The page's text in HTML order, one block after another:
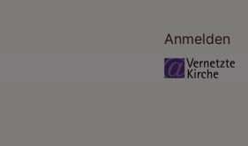
Anmelden